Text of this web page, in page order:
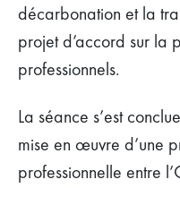
décarbonation et la
projet d’accord sur la
professionnels.
La séance s’est
mise en œuvre d’une
professionnelle entre